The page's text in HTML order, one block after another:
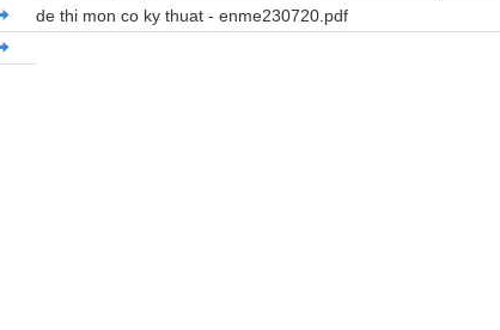
de thi mon co ky thuat - enme230720.pdf